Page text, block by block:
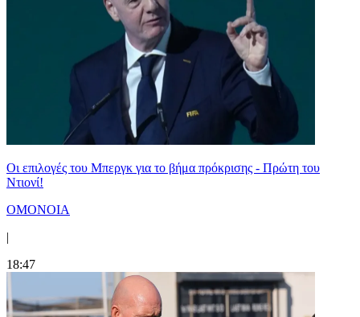
Οι επιλογές του Μπεργκ για το βήμα πρόκρισης - Πρώτη του
Ντιονί!
ΟΜΟΝΟΙΑ
|
18:47